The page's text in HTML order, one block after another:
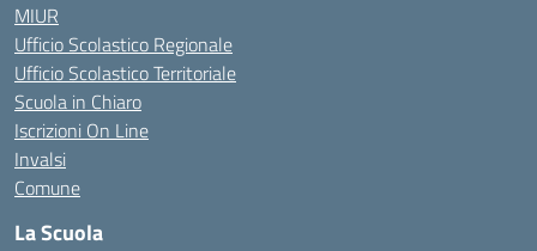
MIUR
Ufficio Scolastico Regionale
Ufficio Scolastico Territoriale
Scuola in Chiaro
Iscrizioni On Line
Invalsi
Comune
La Scuola